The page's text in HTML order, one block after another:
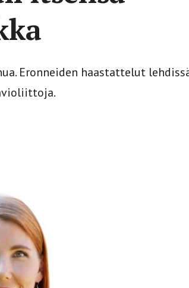
Eronneiden haastattelut